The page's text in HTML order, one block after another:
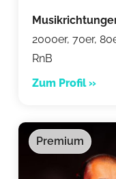
2000er, 70er,
RnB
Zum Profil »
Premium